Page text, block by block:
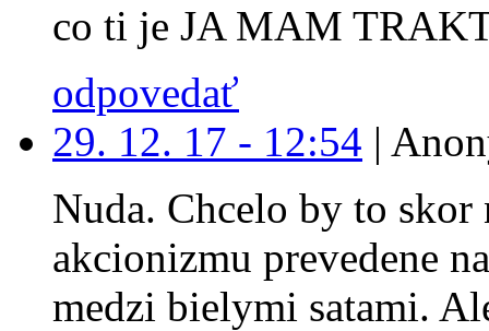
co ti je JA MAM
odpovedať
29. 12. 17 - 12:54 |
Nuda. Chcelo by to
akcionizmu prevedene
medzi bielymi satami.